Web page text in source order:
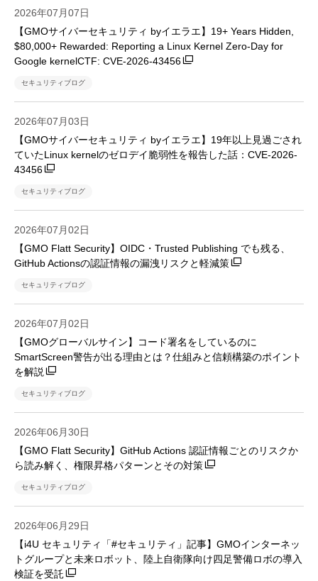
2026年07月07日
【GMOサイバーセキュリティ byイエラエ】19+ Years Hidden,
$80,000+ Rewarded: Reporting a Linux Kernel Zero-Day for
Google kernelCTF: CVE-2026-43456
セキュリティブログ
2026年07月03日
【GMOサイバーセキュリティ byイエラエ】19年以上見過ごされ
ていたLinux kernelのゼロデイ脆弱性を報告した話：CVE-2026-
43456
セキュリティブログ
2026年07月02日
【GMO Flatt Security】OIDC・Trusted Publishing でも残る、
GitHub Actionsの認証情報の漏洩リスクと軽減策
セキュリティブログ
2026年07月02日
【GMOグローバルサイン】コード署名をしているのに
SmartScreen警告が出る理由とは？仕組みと信頼構築のポイント
を解説
セキュリティブログ
2026年06月30日
【GMO Flatt Security】GitHub Actions 認証情報ごとのリスクか
ら読み解く、権限昇格パターンとその対策
セキュリティブログ
2026年06月29日
【i4U セキュリティ「#セキュリティ」記事】GMOインターネッ
トグループと未来ロボット、陸上自衛隊向け四足警備ロボの導入
検証を受託